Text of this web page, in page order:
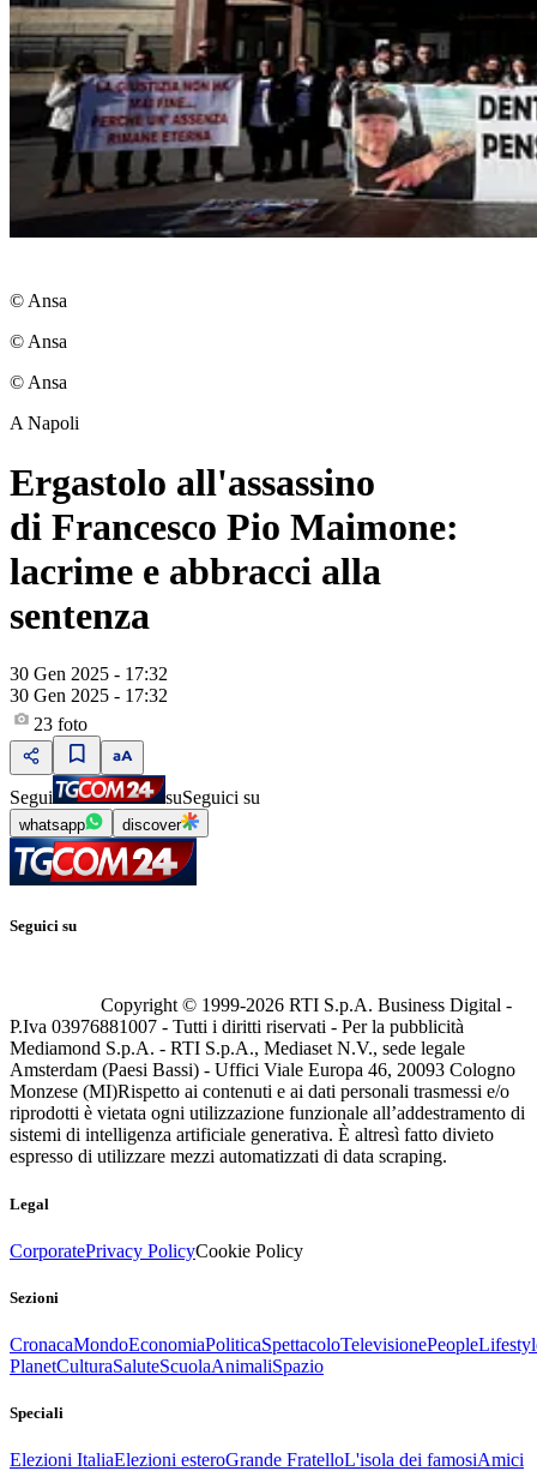
© Ansa
© Ansa
© Ansa
A Napoli
Ergastolo all'assassino
di Francesco Pio Maimone:
lacrime e abbracci alla
sentenza
30 Gen 2025 - 17:32
30 Gen 2025 - 17:32
23 foto
Segui suSeguici su
whatsapp discover
Seguici su
Copyright © 1999-2026 RTI S.p.A. Business Digital -
P.Iva 03976881007 - Tutti i diritti riservati - Per la pubblicità
Mediamond S.p.A. - RTI S.p.A., Mediaset N.V., sede legale
Amsterdam (Paesi Bassi) - Uffici Viale Europa 46, 20093 Cologno
Monzese (MI)Rispetto ai contenuti e ai dati personali trasmessi e/o
riprodotti è vietata ogni utilizzazione funzionale all’addestramento di
sistemi di intelligenza artificiale generativa. È altresì fatto divieto
espresso di utilizzare mezzi automatizzati di data scraping.
Legal
CorporatePrivacy PolicyCookie Policy
Sezioni
CronacaMondoEconomiaPoliticaSpettacoloTelevisionePeople
PlanetCulturaSaluteScuolaAnimaliSpazio
Speciali
Elezioni ItaliaElezioni esteroGrande FratelloL'isola dei famosiAmici